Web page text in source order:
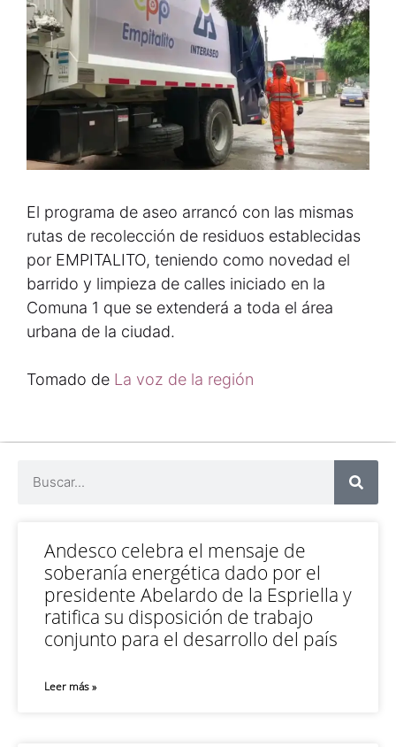
El programa de aseo arrancó con las mismas
rutas de recolección de residuos establecidas
por EMPITALITO, teniendo como novedad el
barrido y limpieza de calles iniciado en la
Comuna 1 que se extenderá a toda el área
urbana de la ciudad.
Tomado de La voz de la región
Andesco celebra el mensaje de
soberanía energética dado por el
presidente Abelardo de la Espriella y
ratifica su disposición de trabajo
conjunto para el desarrollo del país
Leer más »